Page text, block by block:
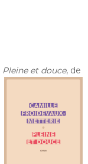
Pleine et douce, de